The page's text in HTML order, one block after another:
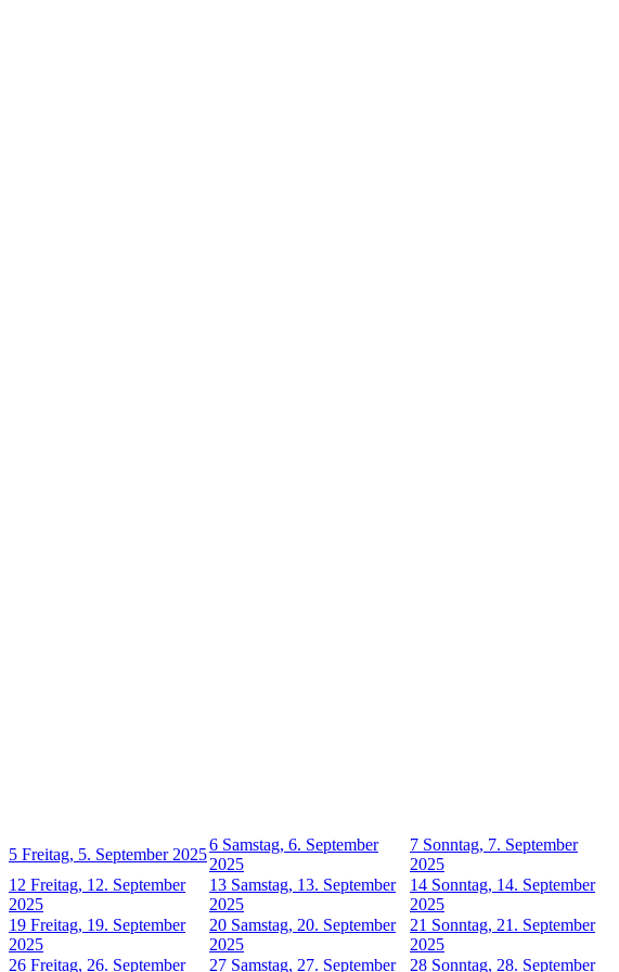
5 Freitag, 5. September 2025
6 Samstag, 6. September
2025
7 Sonntag, 7. September
2025
12 Freitag, 12. September
2025
13 Samstag, 13. September
2025
14 Sonntag, 14. September
2025
19 Freitag, 19. September
2025
20 Samstag, 20. September
2025
21 Sonntag, 21. September
2025
26 Freitag, 26. September 27 Samstag, 27. September 28 Sonntag, 28. September